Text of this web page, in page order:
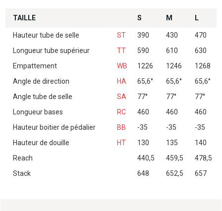
TAILLE S M L
Hauteur tube de selle ST 390 430
470
Longueur tube supérieur
TT 590 610
630
Empattement
WB 1226 1246
1268
Angle de direction
HA 65,6° 65,6°
65,6°
Angle tube de selle
SA 77° 77°
77°
Longueur bases
RC 460 460
460
Hauteur boitier de pédalier
BB -35 -35
-35
Hauteur de douille
HT 130 135
140
Reach
440,5 459,5
478,5
Stack
648 652,5 657